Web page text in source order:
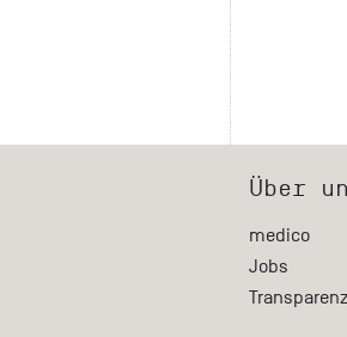
Über
medico
Jobs
Transparenz